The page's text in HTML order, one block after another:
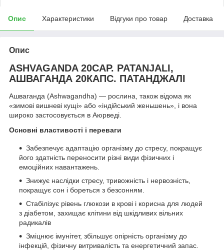
Опис Характеристики Відгуки про товар Доставка
Опис
ASHVAGANDA 20CAP. PATANJALI,
АШВАГАНДА 20КАПС. ПАТАНДЖАЛІ
Ашваганда (Ashwagandha) — рослина, також відома як
«зимові вишневі кущі» або «індійський женьшень», і вона
широко застосовується в Аюрведі.
Основні властивості і переваги
Забезпечує адаптацію організму до стресу, покращує
його здатність переносити різні види фізичних і
емоційних навантажень.
Знижує наслідки стресу, тривожність і нервозність,
покращує сон і бореться з безсонням.
Стабілізує рівень глюкози в крові і корисна для людей
з діабетом, захищає клітини від шкідливих вільних
радикалів
Зміцнює імунітет, збільшує опірність організму до
інфекцій, фізичну витривалість та енергетичний запас.